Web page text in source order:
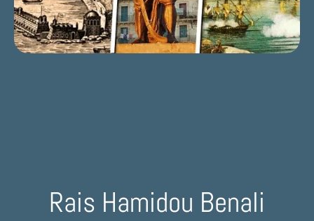
Rais Hamidou Benali